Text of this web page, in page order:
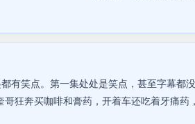
有笑点。第一集处处是笑点，甚至字幕都
哥狂奔买咖啡和膏药，开着车还吃着牙痛药